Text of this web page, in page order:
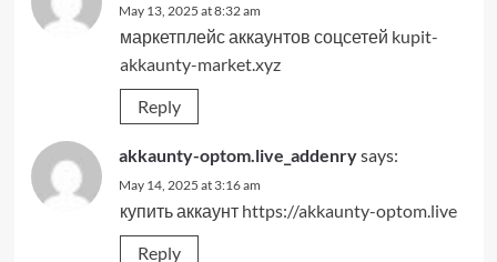
May 13, 2025 at 8:32 am
маркетплейс аккаунтов соцсетей kupit-
akkaunty-market.xyz
Reply
akkaunty-optom.live_addenrysays:
May 14, 2025 at 3:16 am
купить аккаунт https://akkaunty-optom.live
Reply